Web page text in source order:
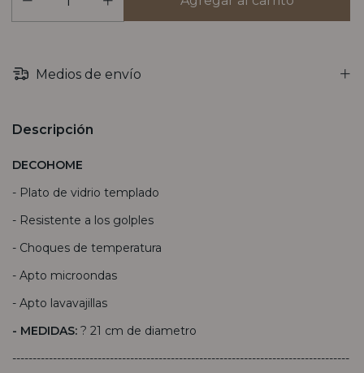
Medios de envío
Descripción
DECOHOME
- Plato de vidrio templado
- Resistente a los golples
- Choques de temperatura
- Apto microondas
- Apto lavavajillas
- MEDIDAS: ? 21 cm de diametro
-----------------------------------------------------------------------------------